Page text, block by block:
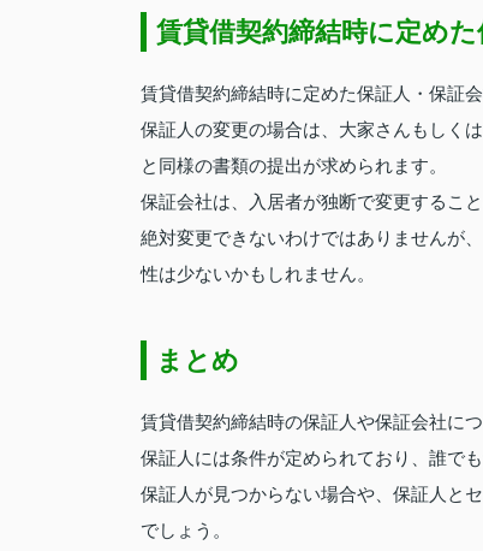
賃貸借契約締結時に定め
賃貸借契約締結時に定めた保証人・保証
保証人の変更の場合は、大家さんもしく
と同様の書類の提出が求められます。
保証会社は、入居者が独断で変更するこ
絶対変更できないわけではありませんが
性は少ないかもしれません。
まとめ
賃貸借契約締結時の保証人や保証会社に
保証人には条件が定められており、誰で
保証人が見つからない場合や、保証人と
でしょう。